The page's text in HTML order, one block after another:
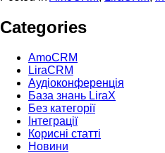
Categories
AmoCRM
LiraCRM
Аудіоконференція
База знань LiraX
Без категорії
Інтеграції
Корисні статті
Новини